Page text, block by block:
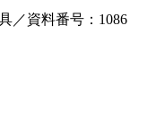
／資料番号：1086